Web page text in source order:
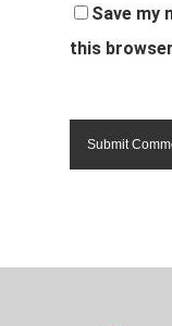
Save my
this